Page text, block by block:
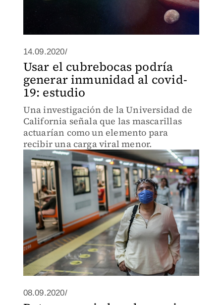
14.09.2020/
Usar el cubrebocas podría
generar inmunidad al covid-
19: estudio
Una investigación de la Universidad de
California señala que las mascarillas
actuarían como un elemento para
recibir una carga viral menor.
08.09.2020/